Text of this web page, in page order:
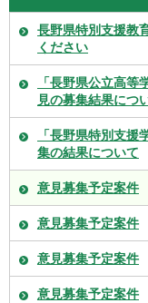
長野県特別支援教
ください
「長野県公立高
見の募集結果につ
「長野県特別支
集の結果について
意見募集予定案件
意見募集予定案件
意見募集予定案件
意見募集予定案件